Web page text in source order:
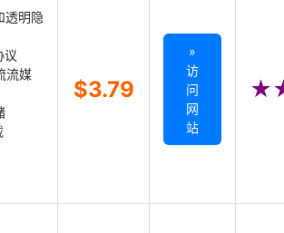
透明隐
议
流媒
$3.79
»
访
问
网
站